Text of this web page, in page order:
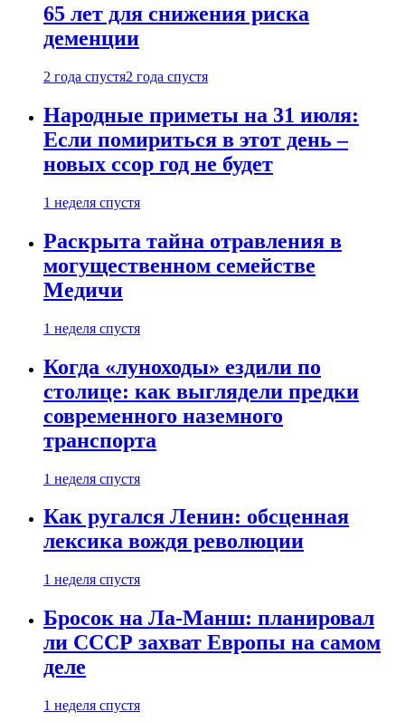
65 лет для снижения риска
деменции
2 года спустя2 года спустя
Народные приметы на 31 июля:
Если помириться в этот день –
новых ссор год не будет
1 неделя спустя
Раскрыта тайна отравления в
могущественном семействе
Медичи
1 неделя спустя
Когда «луноходы» ездили по
столице: как выглядели предки
современного наземного
транспорта
1 неделя спустя
Как ругался Ленин: обсценная
лексика вождя революции
1 неделя спустя
Бросок на Ла-Манш: планировал
ли СССР захват Европы на самом
деле
1 неделя спустя